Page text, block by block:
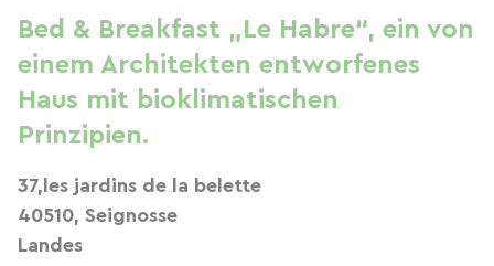
Bed & Breakfast „Le Habre“, ein von
einem Architekten entworfenes
Haus mit bioklimatischen
Prinzipien.
37,les jardins de la belette
40510, Seignosse
Landes